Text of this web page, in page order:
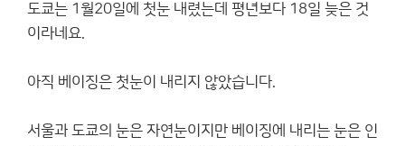
도쿄는 1월20일에 첫눈 내렸는데 평년보다 18일 늦은 것
이라네요.
아직 베이징은 첫눈이 내리지 않았습니다.
서울과 도쿄의 눈은 자연눈이지만 베이징에 내리는 눈은 인